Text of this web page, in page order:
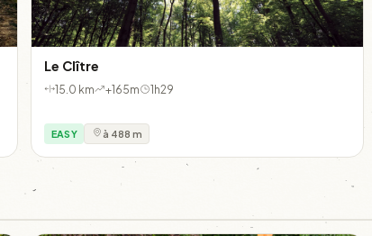
Le Clître
15.0 km +165m 1h29
EASY à 488 m